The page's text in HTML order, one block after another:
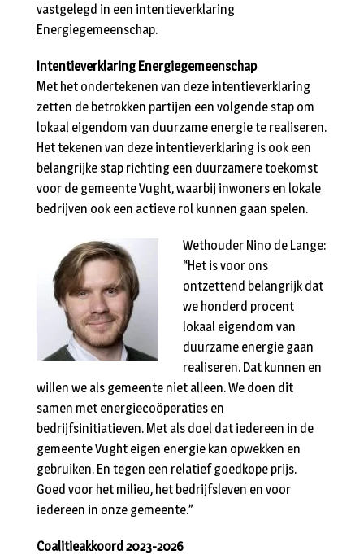
vastgelegd in een intentieverklaring
Energiegemeenschap.
Intentieverklaring Energiegemeenschap
Met het ondertekenen van deze intentieverklaring
zetten de betrokken partijen een volgende stap om
lokaal eigendom van duurzame energie te realiseren.
Het tekenen van deze intentieverklaring is ook een
belangrijke stap richting een duurzamere toekomst
voor de gemeente Vught, waarbij inwoners en lokale
bedrijven ook een actieve rol kunnen gaan spelen.
Wethouder Nino de Lange:
“Het is voor ons
ontzettend belangrijk dat
we honderd procent
lokaal eigendom van
duurzame energie gaan
realiseren. Dat kunnen en
willen we als gemeente niet alleen. We doen dit
samen met energiecoöperaties en
bedrijfsinitiatieven. Met als doel dat iedereen in de
gemeente Vught eigen energie kan opwekken en
gebruiken. En tegen een relatief goedkope prijs.
Goed voor het milieu, het bedrijfsleven en voor
iedereen in onze gemeente.”
Coalitieakkoord 2023-2026